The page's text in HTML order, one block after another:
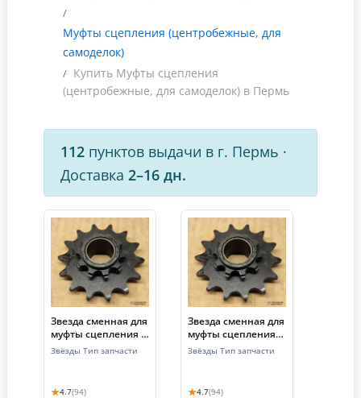
Муфты сцепления (центробежные, для
самоделок)
Купить Муфты сцепления
(центробежные, для самоделок) в Пермь
112 пунктов выдачи в г. Пермь ·
Доставка 2–16 дн.
Звезда сменная для
муфты сцепления (z
= 12, шаг 12.7, цепь
428)
Звёзды Тип запчасти
★4.7(94)
Звезда сменная для
муфты сцепления
(z=13, шаг 12.7,
цепь 428)
Звёзды Тип запчасти
★4.7(94)